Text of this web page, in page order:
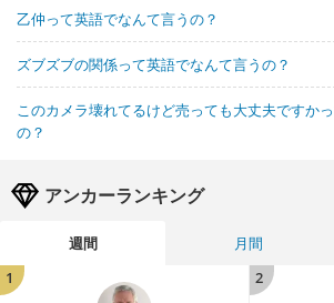
乙仲って英語でなんて言うの？
ズブズブの関係って英語でなんて言うの？
このカメラ壊れてるけど売っても大丈夫ですか
の？
アンカーランキング
週間 月間
1
2